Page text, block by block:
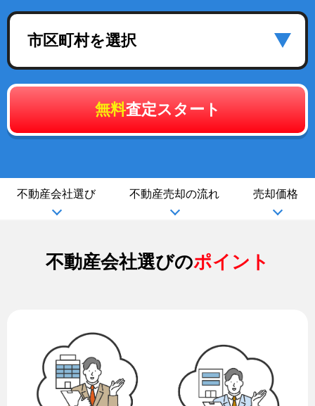
市区町村を選択
無料査定スタート
不動産会社選び 不動産売却の流れ 売却価格
不動産会社選びのポイント